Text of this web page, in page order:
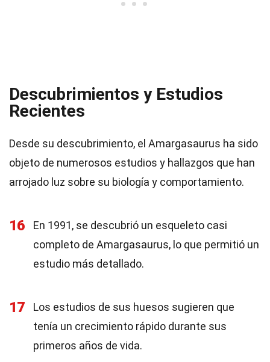
Descubrimientos y Estudios
Recientes
Desde su descubrimiento, el Amargasaurus ha sido
objeto de numerosos estudios y hallazgos que han
arrojado luz sobre su biología y comportamiento.
16
En 1991, se descubrió un esqueleto casi
completo de Amargasaurus, lo que permitió un
estudio más detallado.
17
Los estudios de sus huesos sugieren que
tenía un crecimiento rápido durante sus
primeros años de vida.